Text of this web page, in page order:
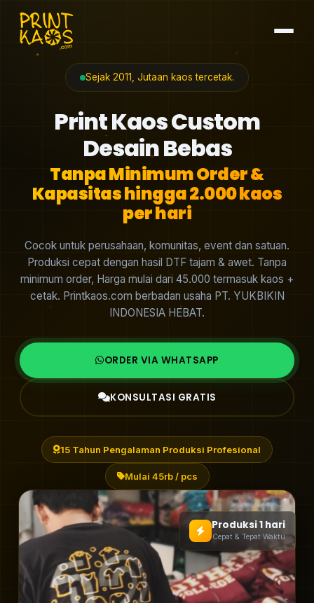
Sejak 2011, Jutaan kaos tercetak.
Print Kaos Custom
Desain Bebas
Tanpa Minimum Order &
Kapasitas hingga 2.000 kaos
per hari
Cocok untuk perusahaan, komunitas, event dan satuan.
Produksi cepat dengan hasil DTF tajam & awet. Tanpa
minimum order, Harga mulai dari 45.000 termasuk kaos +
cetak. Printkaos.com berbadan usaha PT. YUKBIKIN
INDONESIA HEBAT.
ORDER VIA WHATSAPP
KONSULTASI GRATIS
15 Tahun Pengalaman Produksi Profesional
Mulai 45rb / pcs
Produksi 1 hari
Cepat & Tepat Waktu